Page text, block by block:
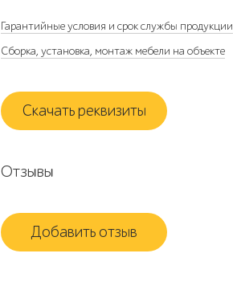
Гарантийные условия и срок службы продукции
Сборка, установка, монтаж мебели на объекте
Скачать реквизиты
Отзывы
Добавить отзыв